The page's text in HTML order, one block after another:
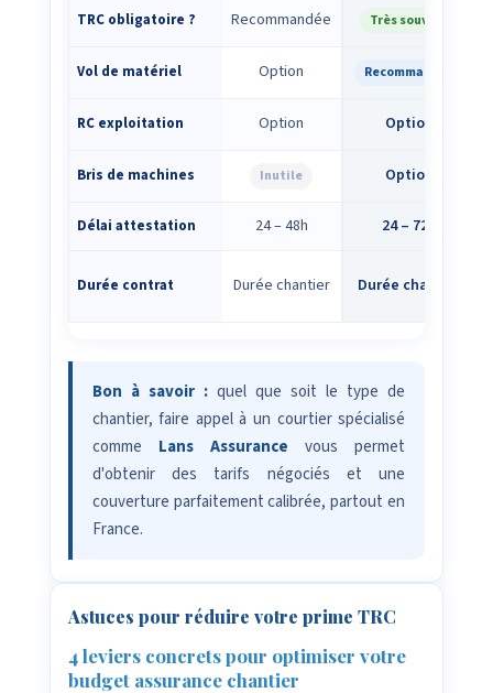
TRC obligatoire ? Recommandée Très souvent
Vol de matériel Option Recommandée
RC exploitation Option Option
Bris de machines Inutile Option
Délai attestation 24 – 48h 24 – 72h
Durée contrat Durée chantier Durée chantier
Bon à savoir :quel que soit le type de
chantier, faire appel à un courtier spécialisé
comme Lans Assurance vous permet
d'obtenir des tarifs négociés et une
couverture parfaitement calibrée, partout en
France.
Astuces pour réduire votre prime TRC
4 leviers concrets pour optimiser votre
budget assurance chantier